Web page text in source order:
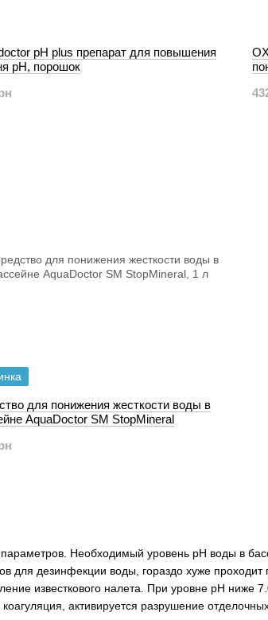
Необходимый уровень рН воды в
для дезинфекции воды, гораздо хуже проходит
известкового налета. При уровне рН ниже
активируется разрушение
pH plus препарат для повышения
рН, порошок
для понижения жесткости воды в
AquaDoctor SM StopMineral